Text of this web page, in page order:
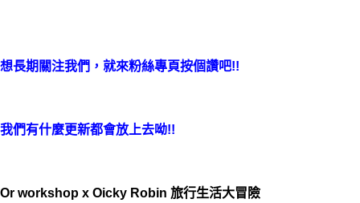
想長期關注我們，就來粉絲專頁按個讚吧!!
我們有什麼更新都會放上去呦!!
Or workshop x Oicky Robin 旅行生活大冒險